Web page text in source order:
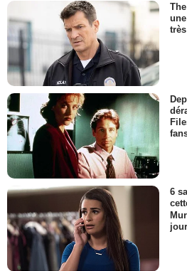
6
jour